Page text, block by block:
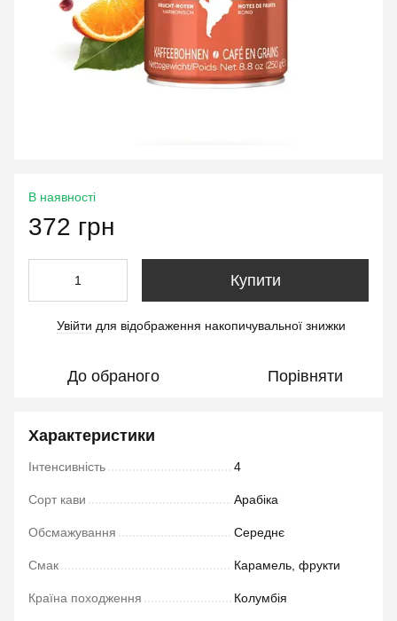
В наявності
372 грн
Купити
Увійти для відображення накопичувальної знижки
До обраного Порівняти
Характеристики
Інтенсивність 4
Сорт кави Арабіка
Обсмажування Середнє
Смак Карамель, фрукти
Країна походження Колумбія